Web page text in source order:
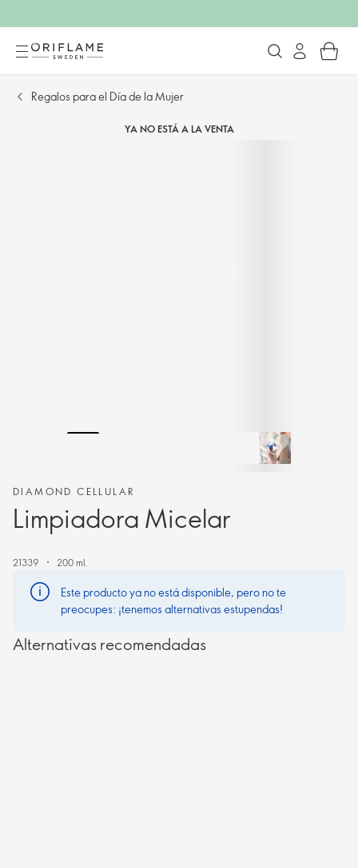
Regalos para el Día de la Mujer
YA NO ESTÁ A LA VENTA
DIAMOND CELLULAR
Limpiadora Micelar
21339 200 ml.
Este producto ya no está disponible, pero no te
preocupes: ¡tenemos alternativas estupendas!
Alternativas recomendadas